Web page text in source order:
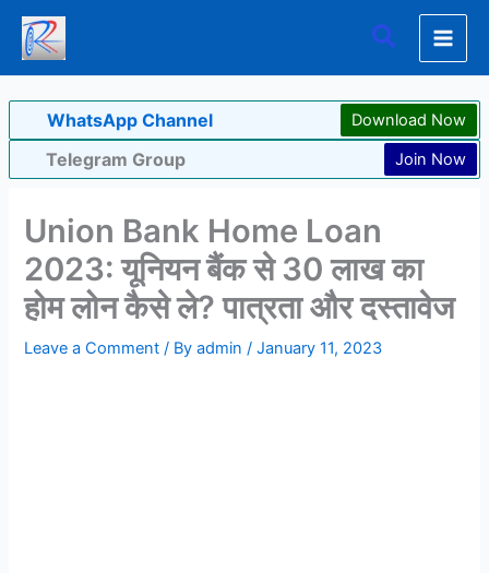
Skip
content
Search
WhatsApp Channel Download Now
Telegram Group Join Now
Union Bank Home Loan
2023: यूनियन बैंक से 30 लाख का
होम लोन कैसे ले? पात्रता और दस्तावेज
Leave a Comment / Byadmin/January 11, 2023